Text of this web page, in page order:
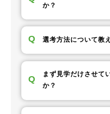
か？
Q 選考方法について教
Q
まず見学だけさせて
か？